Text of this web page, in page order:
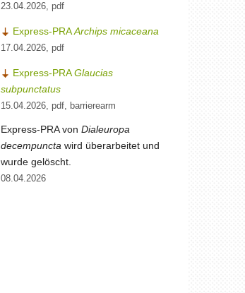
23.04.2026, pdf
Express-PRAArchips micaceana
17.04.2026, pdf
Express-PRAGlaucias
subpunctatus
15.04.2026, pdf, barrierearm
Express-PRA von Dialeuropa
decempuncta wird überarbeitet und
wurde gelöscht.
08.04.2026